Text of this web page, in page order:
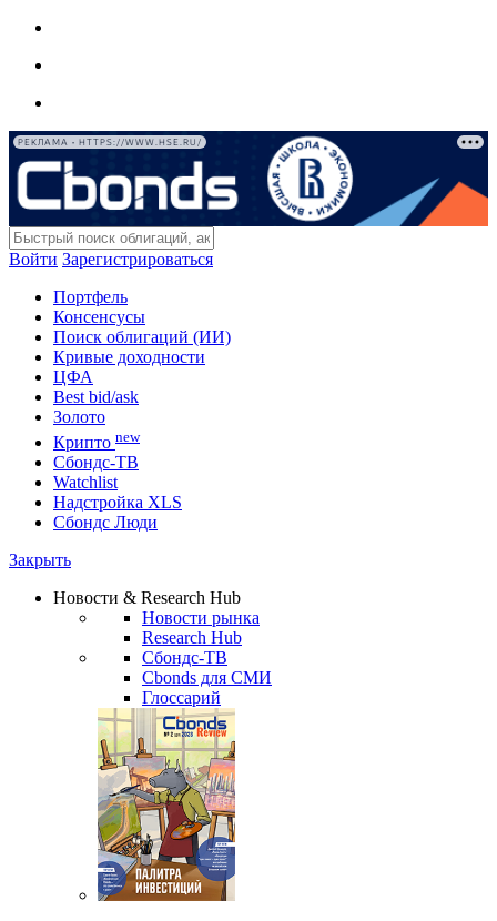
РЕКЛАМА • HTTPS://WWW.HSE.RU/
Войти Зарегистрироваться
Портфель
Консенсусы
Поиск облигаций (ИИ)
Кривые доходности
ЦФА
Best bid/ask
Золото
Крипто new
Сбондс-ТВ
Watchlist
Надстройка XLS
Сбондс Люди
Закрыть
Новости & Research Hub
Новости рынка
Research Hub
Сбондс-ТВ
Cbonds для СМИ
Глоссарий